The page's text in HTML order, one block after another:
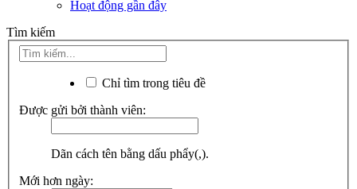
Hoạt động gần đây
Tìm kiếm
Chỉ tìm trong tiêu đề
Được gửi bởi thành viên:
Dãn cách tên bằng dấu phẩy(,).
Mới hơn ngày: